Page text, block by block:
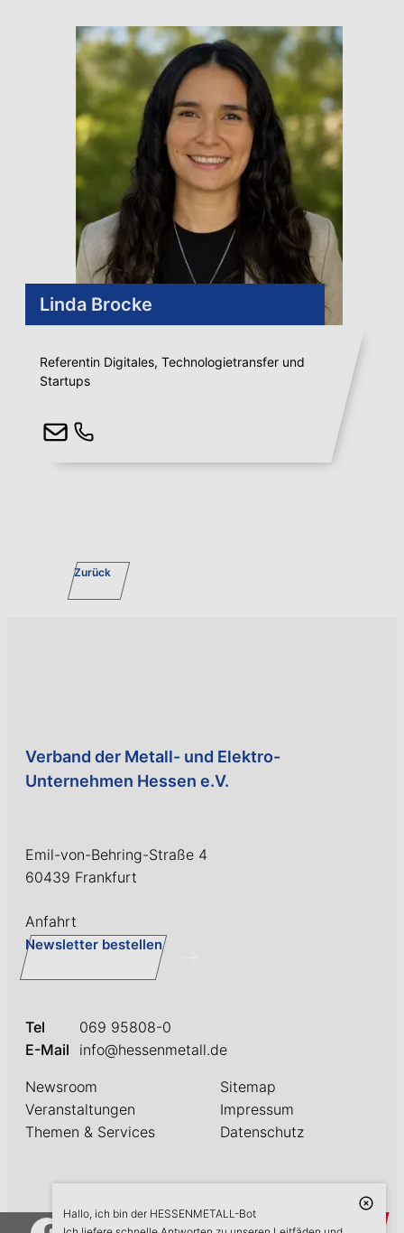
Linda Brocke
Referentin Digitales, Technologietransfer und
Startups
Zurück
Verband der Metall- und Elektro-
Unternehmen Hessen e.V.
Emil-von-Behring-Straße 4
60439 Frankfurt
Anfahrt
Newsletter bestellen
Tel
069 95808-0
E-Mail
info@hessenmetall.de
Newsroom
Veranstaltungen
Themen & Services
Sitemap
Impressum
Datenschutz
Hallo, ich bin der HESSENMETALL-Bot